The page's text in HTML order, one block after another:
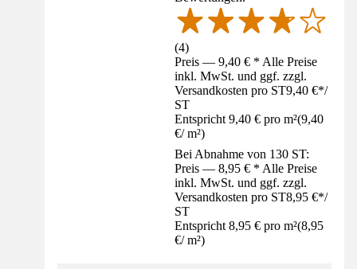
(4)
Preis — 9,40 € * Alle Preise
inkl. MwSt. und ggf. zzgl.
Versandkosten pro ST9,40 €*/
ST
Entspricht 9,40 € pro m²(9,40
€/ m²)
Bei Abnahme von 130 ST:
Preis — 8,95 € * Alle Preise
inkl. MwSt. und ggf. zzgl.
Versandkosten pro ST8,95 €*/
ST
Entspricht 8,95 € pro m²(8,95
€/ m²)